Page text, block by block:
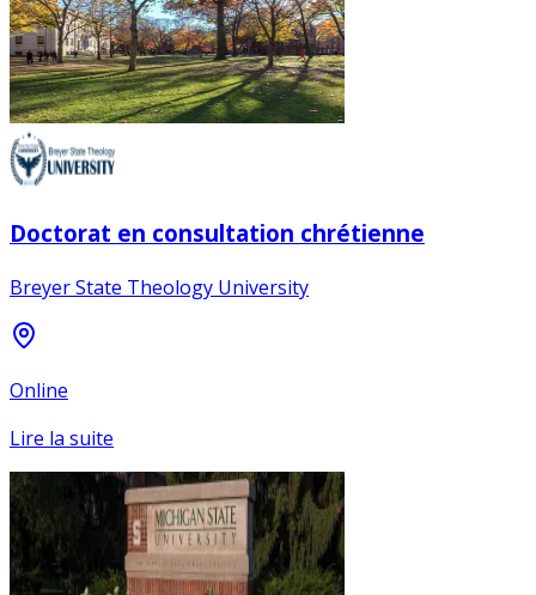
Doctorat en consultation chrétienne
Breyer State Theology University
Online
Lire la suite